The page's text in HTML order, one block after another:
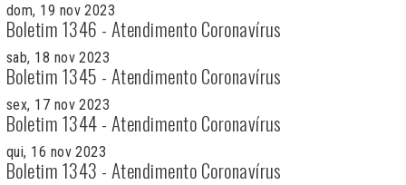
dom, 19 nov 2023
Boletim 1346 - Atendimento Coronavírus
sab, 18 nov 2023
Boletim 1345 - Atendimento Coronavírus
sex, 17 nov 2023
Boletim 1344 - Atendimento Coronavírus
qui, 16 nov 2023
Boletim 1343 - Atendimento Coronavírus